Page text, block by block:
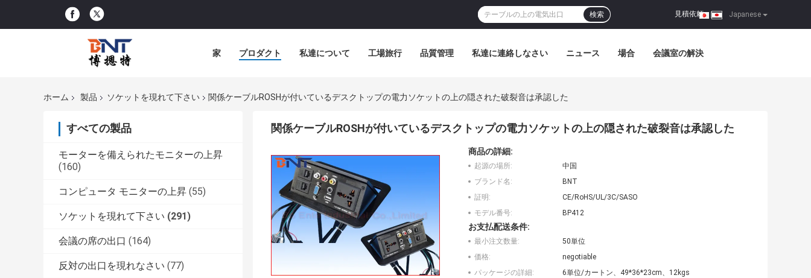
Japanese
見積依頼 |
検索
家 プロダクト 私達について 工場旅行 品質管理 私達に連絡しなさい ニュース 場合 会議室の解決
ホーム 製品 ソケットを現れて下さい 関係ケーブルROSHが付いているデスクトップの電力ソケットの上の隠された破裂音は承認した
すべての製品
モーターを備えられたモニターの上昇
(160)
コンピュータ モニターの上昇 (55)
ソケットを現れて下さい (291)
会議の席の出口 (164)
反対の出口を現れなさい (77)
関係ケーブルROSHが付いているデスクトップの電力ソケットの上の隠された破裂音は承認した
商品の詳細:
起源の場所:
中国
ブランド名:
BNT
証明:
CE/RoHS/UL/3C/SASO
モデル番号:
BP412
お支払配送条件:
最小注文数量:
50単位
価格:
negotiable
パッケージの詳細:
6単位/カートン、49*36*23cm、12kgs